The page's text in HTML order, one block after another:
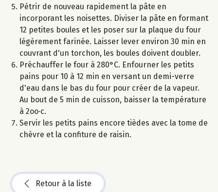
Pétrir de nouveau rapidement la pâte en
incorporant les noisettes. Diviser la pâte en formant
12 petites boules et les poser sur la plaque du four
légèrement farinée. Laisser lever environ 30 min en
couvrant d'un torchon, les boules doivent doubler.
Préchauffer le four à 280°C. Enfourner les petits
pains pour 10 à 12 min en versant un demi-verre
d'eau dans le bas du four pour créer de la vapeur.
Au bout de 5 min de cuisson, baisser la température
à 2oo·c.
Servir les petits pains encore tièdes avec la tome de
chèvre et la confiture de raisin.
Retour à la liste